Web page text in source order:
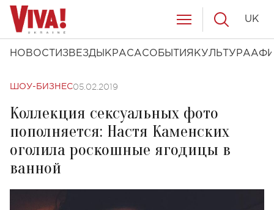
НОВОСТИ ЗВЕЗДЫ КРАСАСОБЫТИЯ КУЛЬТУРА
UK
ШОУ-БИЗНЕС05.02.2019
Коллекция сексуальных фото
пополняется: Настя Каменских
оголила роскошные ягодицы в
ванной